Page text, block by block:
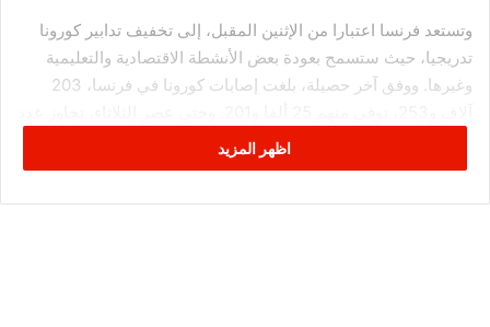
وتستعد فرنسا اعتبارا من الإثنين المقبل، إلى تخفيف تدابير كورونا
تدريجيا، حيث ستسمح بعودة بعض الأنشطة الاقتصادية والتعليمية
وغيرها. ووفق آخر حصيلة، بلغت إصابات كورونا في فرنسا، 203
يزيد على 253 ألفا، وتعافى أكثر من مليون و211 ألفا، وفق موقع
اظهر المزيد